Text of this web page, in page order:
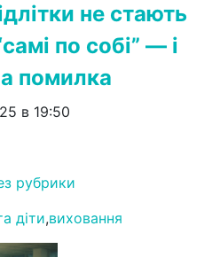
не стають
по собі” — і
помилка
в 19:50
рубрики
діти,виховання